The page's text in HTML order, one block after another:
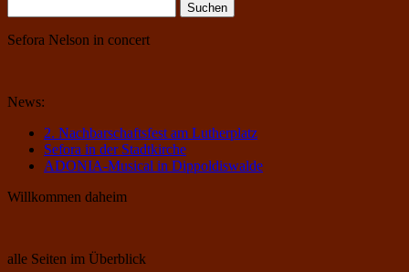
nach:
Sefora Nelson in concert
News:
2. Nachbarschaftsfest am Lutherplatz
Sefora in der Stadtkirche
ADONIA-Musical in Dippoldiswalde
Willkommen daheim
alle Seiten im Überblick